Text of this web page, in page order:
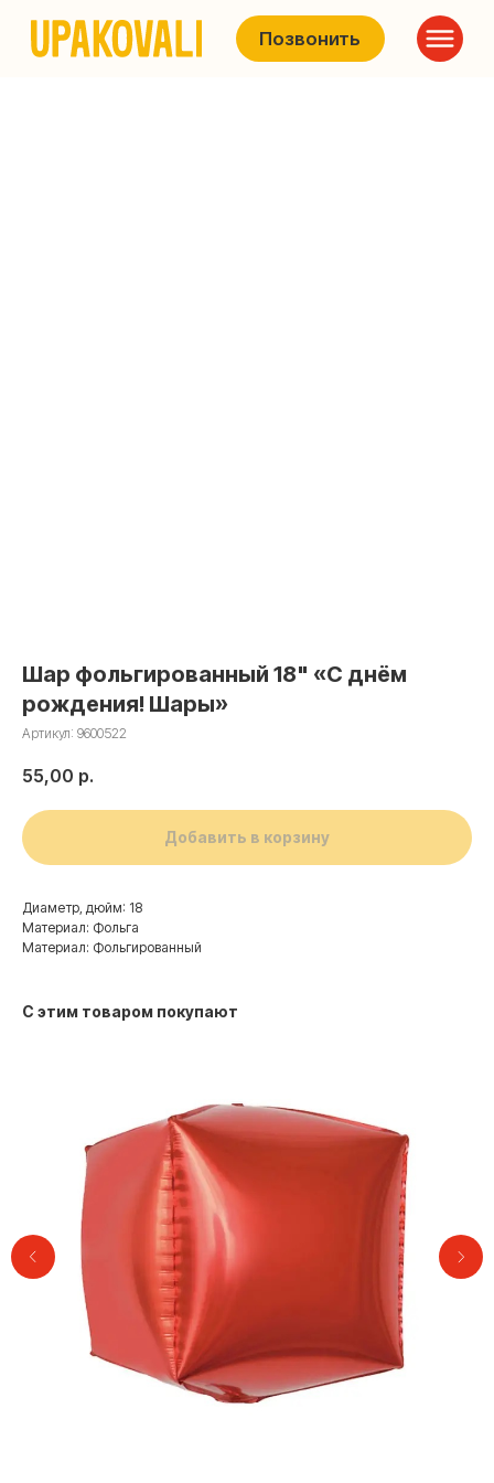
Позвонить
Шар фольгированный 18" «С днём
рождения! Шары»
Артикул: 9600522
55,00 р.
Добавить в корзину
Диаметр, дюйм: 18
Материал: Фольга
Материал: Фольгированный
С этим товаром покупают